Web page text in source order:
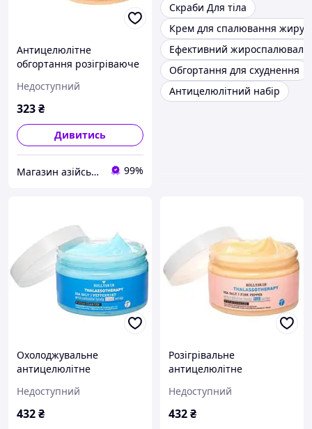
Антицелюлітне
обгортання розігріваюче
Thalassotherapy Anti-
cellulite Body Hot Wrap
Недоступний
323₴
Дивитись
Магазин азійської косметики 99%
Скраби Для тіла
Крем для спалювання жиру
Ефективний
Обгортання для схуднення
Антицелюлітний набір
Охолоджувальне
антицелюлітне
Hollyskin Thalassothera,
250 мл (4823109700499)
Недоступний
432₴
Розігрівальне
антицелюлітне
Hollyskin Thalassotherapy,
250 мл (4823109700482)
Недоступний
432₴